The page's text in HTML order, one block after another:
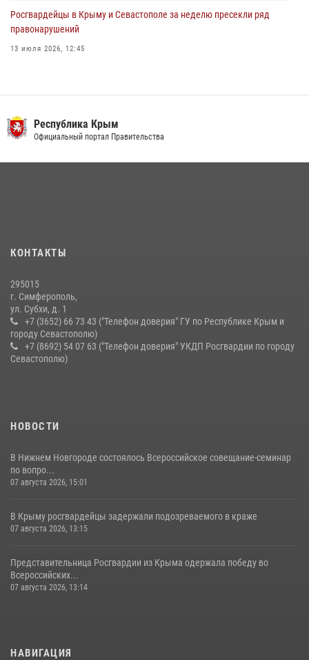
Росгвардейцы в Крыму и Севастополе за неделю пресекли ряд
правонарушений
13 июля 2026, 12:45
В Ялте росгвардейцы задержали подозреваемого в краже
10 июля 2026, 15:10
Республика Крым
Официальный портал Правительства
КОНТАКТЫ
295015
г. Симферополь,
ул. Субхи, д. 1
+7 (3652) 66 73 43 ("Телефон доверия" ГУ по Республике Крым и
городу Севастополю)
+7 (8692) 54 07 63 ("Телефон доверия" УКДП Росгвардии по городу
Севастополю)
НОВОСТИ
В Нижнем Новгороде состоялось Всероссийское совещание-семинар
по вопро...
07 августа 2026, 15:01
В Крыму росгвардейцы задержали подозреваемого в краже
07 августа 2026, 13:15
Представительница Росгвардии из Крыма одержала победу во
Всероссийских...
07 августа 2026, 13:14
НАВИГАЦИЯ